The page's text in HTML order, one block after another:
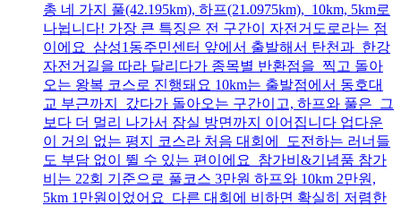
총 네 가지 풀(42.195km), 하프(21.0975km), 10km, 5km로
나뉩니다! 가장 큰 특징은 전 구간이 자전거도로라는 점
이에요 삼성1동주민센터 앞에서 출발해서 탄천과 한강
자전거길을 따라 달리다가 종목별 반환점을 찍고 돌아
오는 왕복 코스로 진행돼요 10km는 출발점에서 동호대
교 부근까지 갔다가 돌아오는 구간이고, 하프와 풀은 그
보다 더 멀리 나가서 잠실 방면까지 이어집니다 업다운
이 거의 없는 평지 코스라 처음 대회에 도전하는 러너들
도 부담 없이 뛸 수 있는 편이에요 참가비&기념품 참가
비는 22회 기준으로 풀코스 3만원 하프와 10km 2만원,
5km 1만원이었어요 다른 대회에 비하면 확실히 저렴한